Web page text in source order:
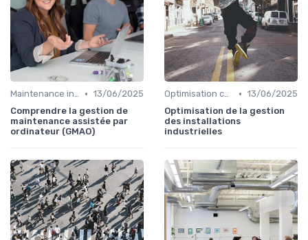
Maintenance infrastructures • 13/06/2025
Comprendre la gestion de
maintenance assistée par
ordinateur (GMAO)
Optimisation coûts • 13/06/2025
Optimisation de la gestion
des installations
industrielles